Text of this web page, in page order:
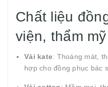
Chất liệu
viện, thẩm
Vải kate: Thoáng mát,
hợp cho đồng phục bác